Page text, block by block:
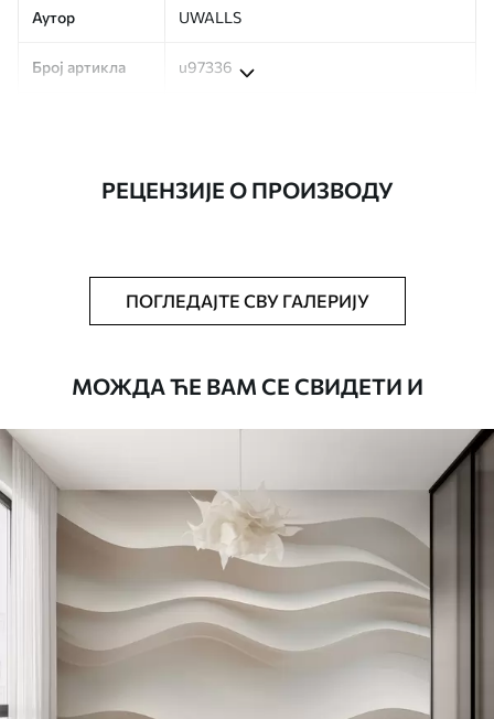
Аутор UWALLS
Број артикла u97336
Тапета се може нежно очистити меким
сунђером. Позадине са завршном
водом.
Доступни материјали
.0027.00
Premium
РЕЦЕНЗИЈЕ О ПРОИЗВОДУ
ПОГЛЕДАЈТЕ СВУ ГАЛЕРИЈУ
МОЖДА ЋЕ ВАМ СЕ СВИДЕТИ И